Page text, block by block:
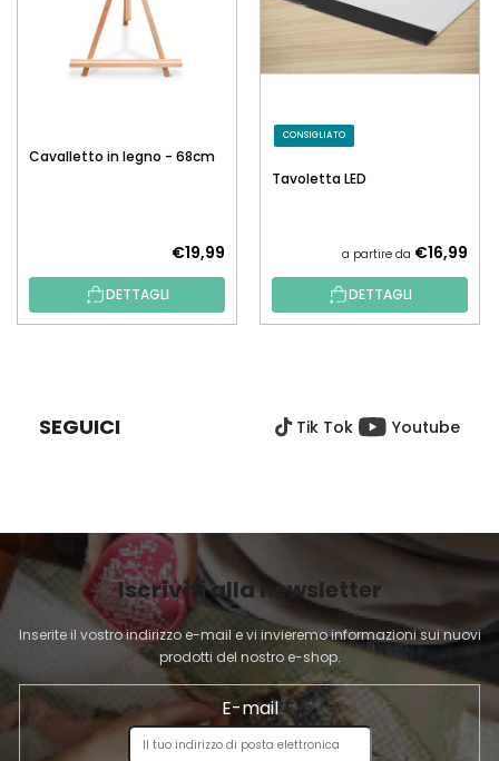
Cavalletto in legno - 68cm
€19,99
DETTAGLI
CONSIGLIATO
Tavoletta LED
a partire da €16,99
DETTAGLI
G
N
A
SEGUICI Tik Tok Youtube
Iscriviti alla newsletter
Inserite il vostro indirizzo e-mail e vi invieremo informazioni sui nuovi
prodotti del nostro e-shop.
E-mail